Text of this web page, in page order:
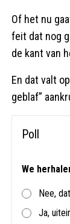
Of het nu
feit dat nog
de kant van
En dat valt
geblaf”
Poll
We
Nee,
Ja,